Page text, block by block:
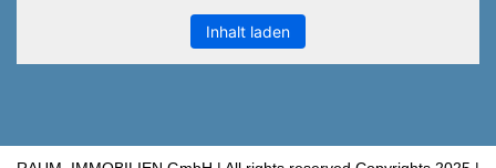
Inhalt laden